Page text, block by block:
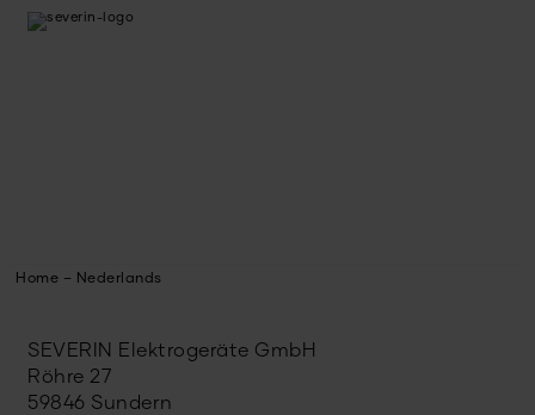
Home – Nederlands
SEVERIN Elektrogeräte GmbH
Röhre 27
59846 Sundern